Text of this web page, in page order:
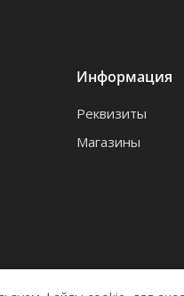
Информация
Реквизиты
Магазины